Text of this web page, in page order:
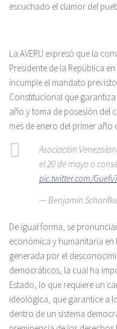
escuchado el clamor del
La AVERU expresó que la
Presidente de la República
incumple el mandato
Constitucional que
año y toma de posesión del
mes de enero del primer
Asociación
el 20 de mayo o
pic.twitter.com/
— Benjamin
De igual forma, se
económica y humanitaria en
generada por el
democráticos, la cual ha
Estado, lo que requiere un
ideológica, que garantice a
dentro de un sistema